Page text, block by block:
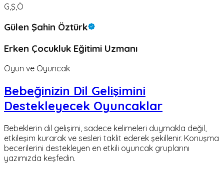
G,Ş,Ö
Gülen Şahin Öztürk
Erken Çocukluk Eğitimi Uzmanı
Oyun ve Oyuncak
Bebeğinizin Dil Gelişimini
Destekleyecek Oyuncaklar
Bebeklerin dil gelişimi, sadece kelimeleri duymakla değil,
etkileşim kurarak ve sesleri taklit ederek şekillenir. Konuşma
becerilerini destekleyen en etkili oyuncak gruplarını
yazımızda keşfedin.